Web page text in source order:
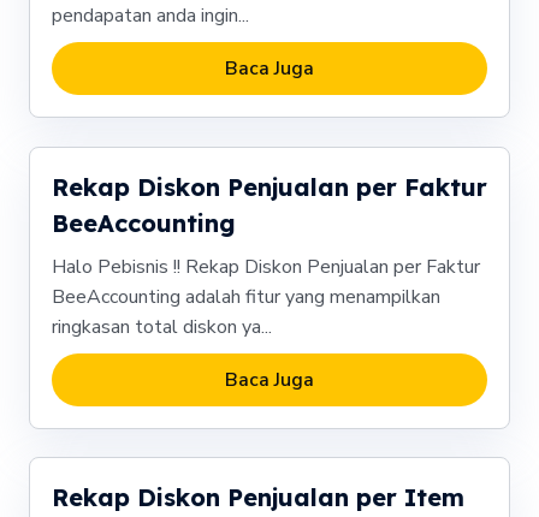
pendapatan anda ingin...
Baca Juga
Rekap Diskon Penjualan per Faktur
BeeAccounting
Halo Pebisnis !! Rekap Diskon Penjualan per Faktur
BeeAccounting adalah fitur yang menampilkan
ringkasan total diskon ya...
Baca Juga
Rekap Diskon Penjualan per Item